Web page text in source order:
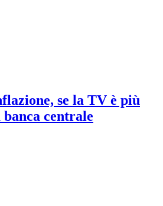
se la TV è più
centrale